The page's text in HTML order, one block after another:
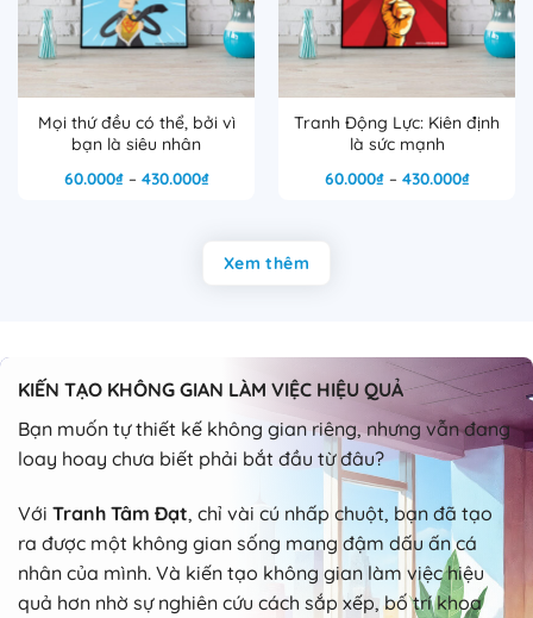
Mọi thứ đều có thể, bởi vì
bạn là siêu nhân
60.000₫ – 430.000₫Khoảng
đến
430.000₫
Tranh Động Lực: Kiên định
là sức mạnh
60.000₫ – 430.000₫Khoảng
Xem thêm
KIẾN TẠO KHÔNG GIAN LÀM VIỆC HIỆU QUẢ
Bạn muốn tự thiết kế không gian riêng, nhưng vẫn đang
loay hoay chưa biết phải bắt đầu từ đâu?
Với Tranh Tâm Đạt, chỉ vài cú nhấp chuột, bạn đã tạo
ra được một không gian sống mang đậm dấu ấn cá
nhân của mình. Và kiến tạo không gian làm việc hiệu
quả hơn nhờ sự nghiên cứu cách sắp xếp, bố trí khoa